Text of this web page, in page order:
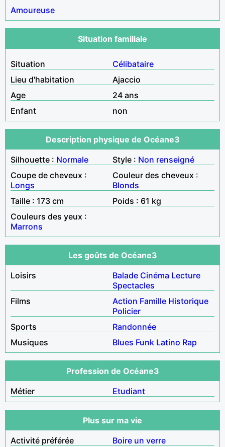
Amoureuse
Situation familiale
Situation
Célibataire
Lieu d'habitation
Ajaccio
Age
24 ans
Enfant
non
Description physique de Océane3
Silhouette : Normale Style : Non renseigné
Coupe de cheveux :
Longs
Couleur des cheveux :
Blonds
Taille : 173 cm
Poids : 61 kg
Couleurs des yeux :
Marrons
Les goûts de Océane3
Loisirs
Balade Cinéma Lecture
Spectacles
Films
Action Famille Historique
Policier
Sports
Randonnée
Musiques
Blues Funk Latino Rap
Profession de Océane3
Métier
Etudiant
Plus sur ma vie
Activité préférée
Boire un verre